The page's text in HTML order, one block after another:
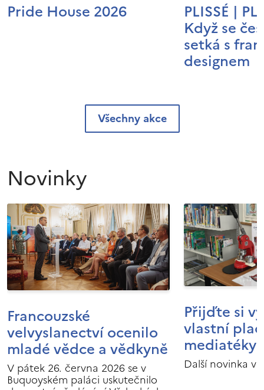
Pride House 2026 PLISSÉ |
Když se
setká s
designem
Všechny akce
Novinky
Francouzské
velvyslanectví ocenilo
mladé vědce a vědkyně
V pátek 26. června 2026 se v
Buquoyském paláci uskutečnilo
Přijďte si
vlastní
mediatéky
Další novinka v